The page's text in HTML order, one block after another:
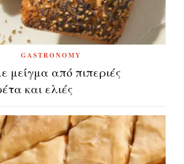
GASTRONOMY
μείγμα από πιπεριές
και ελιές